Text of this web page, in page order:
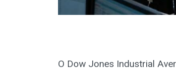
O Dow Jones Industrial